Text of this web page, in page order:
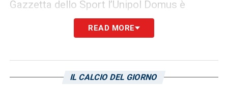
Gazzetta dello Sport l’Unipol Domus è
vicinissima al sold out con già 15.000
persone presenti tra abbonati e chi ha
manciata di biglietti rimasti in vendita.
READ MORE
IL CALCIO DEL GIORNO